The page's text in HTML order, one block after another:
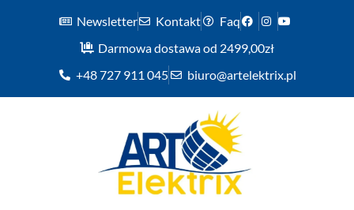
Newsletter Kontakt
Faq
Darmowa dostawa od 2499,00zł
+48 727 911 045
biuro@artelektrix.pl